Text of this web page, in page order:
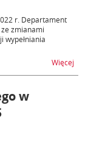
r. Departament
zmianami
wypełniania
Więcej
w